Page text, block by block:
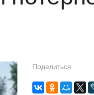
Поделиться